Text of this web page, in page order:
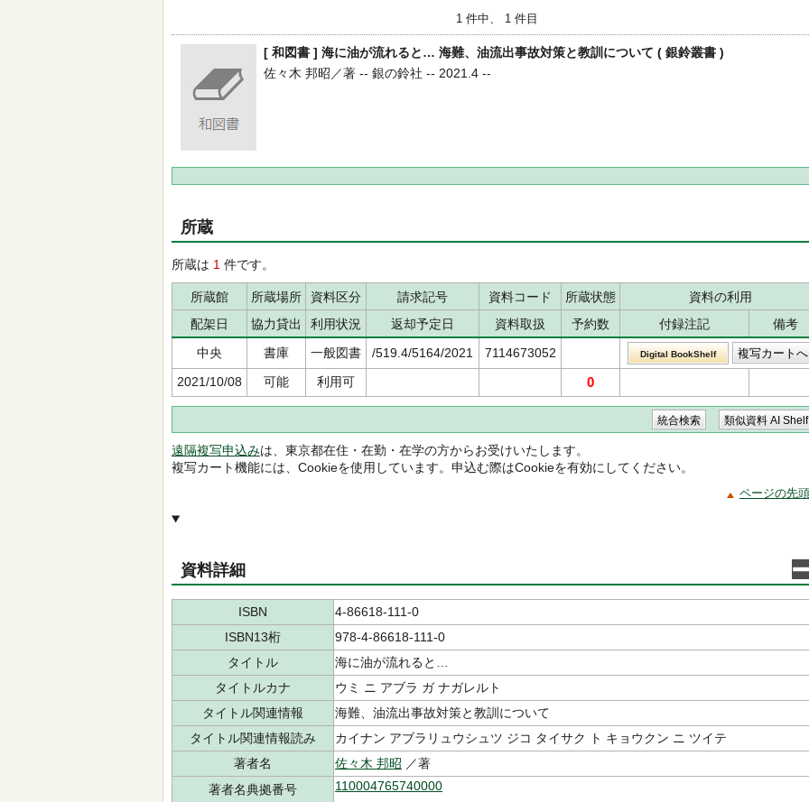
1 件中、 1 件目
[ 和図書 ] 海に油が流れると… 海難、油流出事故対策と教訓について ( 銀鈴叢書 )
佐々木 邦昭／著 -- 銀の鈴社 -- 2021.4 --
所蔵
所蔵は 1 件です。
所蔵館 所蔵場所 資料区分 請求記号 資料コード 所蔵状態
資料の利用
配架日
協力貸出 利用状況 返却予定日 資料取扱 予約数 付録注記
備考
中央
書庫 一般図書 /519.4/5164/2021 7114673052 Digital BookShelf
2021/10/08 可能 利用可 0
遠隔複写申込みは、東京都在住・在勤・在学の方からお受けいたします。
複写カート機能には、Cookieを使用しています。申込む際はCookieを有効にしてください。
ページの先
資料詳細
ISBN
4-86618-111-0
ISBN13桁
978-4-86618-111-0
タイトル
海に油が流れると…
タイトルカナ
ウミ ニ アブラ ガ ナガレルト
タイトル関連情報
海難、油流出事故対策と教訓について
タイトル関連情報読み
カイナン アブラリュウシュツ ジコ タイサク ト キョウクン ニ ツイテ
著者名
佐々木 邦昭 ／著
著者名典拠番号
110004765740000